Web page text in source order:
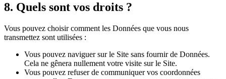
8. Quels sont vos droits ?
Vous pouvez choisir comment les Données que vous nous
transmettez sont utilisées :
Vous pouvez naviguer sur le Site sans fournir de Données.
Cela ne gênera nullement votre visite sur le Site.
Vous pouvez refuser de communiquer vos coordonnées